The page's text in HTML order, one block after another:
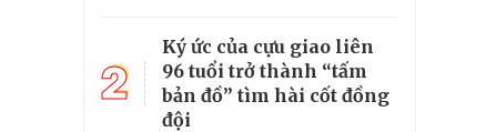
2
Ký ức của cựu giao liên
96 tuổi trở thành “tấm
bản đồ” tìm hài cốt đồng
đội